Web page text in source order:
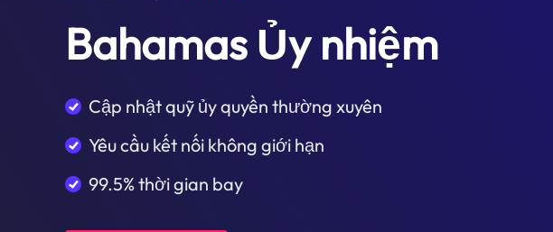
Bahamas Ủy nhiệm
Cập nhật quỹ ủy quyền thường xuyên
Yêu cầu kết nối không giới hạn
99.5% thời gian bay